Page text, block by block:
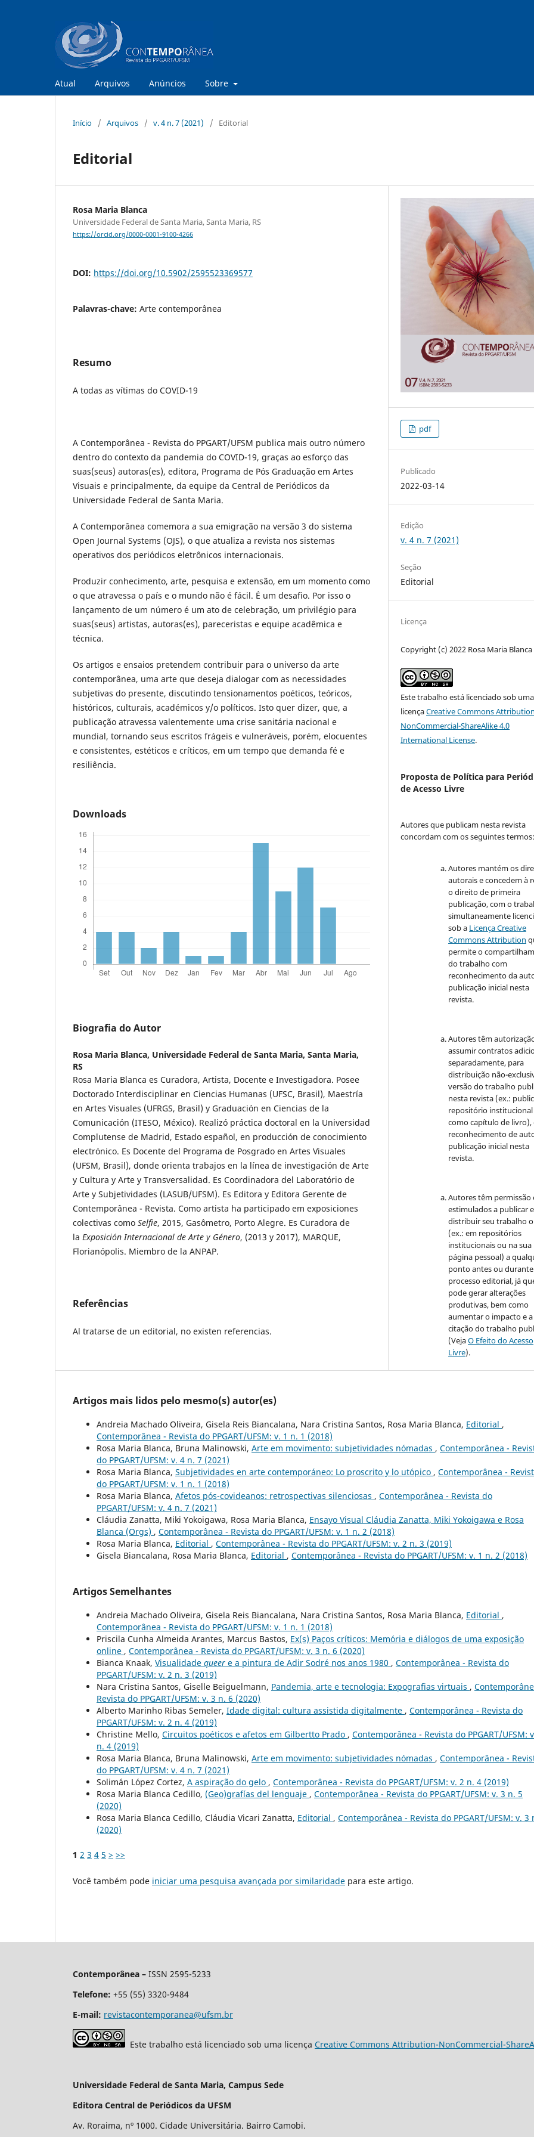
Atual Arquivos Anúncios Sobre
Início / Arquivos / v. 4 n. 7 (2021) / Editorial
Editorial
Rosa Maria Blanca
Universidade Federal de Santa Maria, Santa Maria, RS
https://orcid.org/0000-0001-9100-4266
DOI: https://doi.org/10.5902/2595523369577
Palavras-chave: Arte contemporânea
Resumo
A todas as vítimas do COVID-19
A Contemporânea - Revista do PPGART/UFSM publica mais outro número
dentro do contexto da pandemia do COVID-19, graças ao esforço das
suas(seus) autoras(es), editora, Programa de Pós Graduação em Artes
Visuais e principalmente, da equipe da Central de Periódicos da
Universidade Federal de Santa Maria.
A Contemporânea comemora a sua emigração na versão 3 do sistema
Open Journal Systems (OJS), o que atualiza a revista nos sistemas
operativos dos periódicos eletrônicos internacionais.
Produzir conhecimento, arte, pesquisa e extensão, em um momento como
o que atravessa o país e o mundo não é fácil. É um desafio. Por isso o
lançamento de um número é um ato de celebração, um privilégio para
suas(seus) artistas, autoras(es), pareceristas e equipe acadêmica e
técnica.
Os artigos e ensaios pretendem contribuir para o universo da arte
contemporânea, uma arte que deseja dialogar com as necessidades
subjetivas do presente, discutindo tensionamentos poéticos, teóricos,
históricos, culturais, académicos y/o políticos. Isto quer dizer, que, a
publicação atravessa valentemente uma crise sanitária nacional e
mundial, tornando seus escritos frágeis e vulneráveis, porém, elocuentes
e consistentes, estéticos e críticos, em um tempo que demanda fé e
resiliência.
Downloads
Biografia do Autor
Rosa Maria Blanca, Universidade Federal de Santa Maria, Santa Maria,
RS
Rosa Maria Blanca es Curadora, Artista, Docente e Investigadora. Posee
Doctorado Interdisciplinar en Ciencias Humanas (UFSC, Brasil), Maestría
en Artes Visuales (UFRGS, Brasil) y Graduación en Ciencias de la
Comunicación (ITESO, México). Realizó práctica doctoral en la Universidad
Complutense de Madrid, Estado español, en producción de conocimiento
electrónico. Es Docente del Programa de Posgrado en Artes Visuales
(UFSM, Brasil), donde orienta trabajos en la línea de investigación de Arte
y Cultura y Arte y Transversalidad. Es Coordinadora del Laboratório de
Arte y Subjetividades (LASUB/UFSM). Es Editora y Editora Gerente de
Contemporânea - Revista. Como artista ha participado em exposiciones
colectivas como Selfie, 2015, Gasômetro, Porto Alegre. Es Curadora de
la Exposición Internacional de Arte y Género, (2013 y 2017), MARQUE,
Florianópolis. Miembro de la ANPAP.
Referências
Al tratarse de un editorial, no existen referencias.
pdf
Publicado
2022-03-14
Edição
v. 4 n. 7 (2021)
Seção
Editorial
Licença
Copyright (c) 2022 Rosa Maria Blanca
Este trabalho está licenciado sob uma
licençaCreative Commons
NonCommercial-ShareAlike 4.0
International License.
Proposta de Política para
de Acesso Livre
Autores que publicam nesta revista
concordam com os seguintes termos:
Autores mantém os
autorais e concedem à
o direito de primeira
publicação, com o
simultaneamente
sob a Licença Creative
Commons Attribution
permite o
do trabalho com
reconhecimento da
publicação inicial nesta
revista.
Autores têm
assumir contratos
separadamente, para
distribuição não-
versão do trabalho
nesta revista (ex.:
repositório institucional
como capítulo de livro),
reconhecimento de
publicação inicial nesta
revista.
Autores têm permissão
estimulados a publicar e
distribuir seu trabalho
(ex.: em repositórios
institucionais ou na sua
página pessoal) a
ponto antes ou
processo editorial, já
pode gerar alterações
produtivas, bem como
aumentar o impacto e a
citação do trabalho
(VejaO Efeito do Acesso
Livre).
Artigos mais lidos pelo mesmo(s) autor(es)
Andreia Machado Oliveira, Gisela Reis Biancalana, Nara Cristina Santos, Rosa Maria Blanca, Editorial ,
Contemporânea - Revista do PPGART/UFSM: v. 1 n. 1 (2018)
Rosa Maria Blanca, Bruna Malinowski, Arte em movimento: subjetividades nómadas , Contemporânea -
do PPGART/UFSM: v. 4 n. 7 (2021)
Rosa Maria Blanca, Subjetividades en arte contemporáneo: Lo proscrito y lo utópico , Contemporânea -
do PPGART/UFSM: v. 1 n. 1 (2018)
Rosa Maria Blanca, Afetos pós-covideanos: retrospectivas silenciosas , Contemporânea - Revista do
PPGART/UFSM: v. 4 n. 7 (2021)
Cláudia Zanatta, Miki Yokoigawa, Rosa Maria Blanca, Ensayo Visual Cláudia Zanatta, Miki Yokoigawa e Rosa
Blanca (Orgs) , Contemporânea - Revista do PPGART/UFSM: v. 1 n. 2 (2018)
Rosa Maria Blanca, Editorial , Contemporânea - Revista do PPGART/UFSM: v. 2 n. 3 (2019)
Gisela Biancalana, Rosa Maria Blanca, Editorial , Contemporânea - Revista do PPGART/UFSM: v. 1 n. 2 (2018)
Artigos Semelhantes
Andreia Machado Oliveira, Gisela Reis Biancalana, Nara Cristina Santos, Rosa Maria Blanca, Editorial ,
Contemporânea - Revista do PPGART/UFSM: v. 1 n. 1 (2018)
Priscila Cunha Almeida Arantes, Marcus Bastos, Ex(s) Paços críticos: Memória e diálogos de uma exposição
online , Contemporânea - Revista do PPGART/UFSM: v. 3 n. 6 (2020)
Bianca Knaak, Visualidade queer e a pintura de Adir Sodré nos anos 1980 , Contemporânea - Revista do
PPGART/UFSM: v. 2 n. 3 (2019)
Nara Cristina Santos, Giselle Beiguelmann, Pandemia, arte e tecnologia: Expografias virtuais ,
Revista do PPGART/UFSM: v. 3 n. 6 (2020)
Alberto Marinho Ribas Semeler, Idade digital: cultura assistida digitalmente , Contemporânea - Revista do
PPGART/UFSM: v. 2 n. 4 (2019)
Christine Mello, Circuitos poéticos e afetos em Gilbertto Prado , Contemporânea - Revista do PPGART/UFSM:
n. 4 (2019)
Rosa Maria Blanca, Bruna Malinowski, Arte em movimento: subjetividades nómadas , Contemporânea -
do PPGART/UFSM: v. 4 n. 7 (2021)
Solimán López Cortez, A aspiração do gelo , Contemporânea - Revista do PPGART/UFSM: v. 2 n. 4 (2019)
Rosa Maria Blanca Cedillo, (Geo)grafías del lenguaje , Contemporânea - Revista do PPGART/UFSM: v. 3 n. 5
(2020)
Rosa Maria Blanca Cedillo, Cláudia Vicari Zanatta, Editorial , Contemporânea - Revista do PPGART/UFSM: v. 3
(2020)
1 2 3 4 5 > >>
Você também pode iniciar uma pesquisa avançada por similaridade para este artigo.
Contemporânea – ISSN 2595-5233
Telefone: +55 (55) 3320-9484
E-mail: revistacontemporanea@ufsm.br
Este trabalho está licenciado sob uma licença Creative Commons Attribution-NonCommercial-
Universidade Federal de Santa Maria, Campus Sede
Editora Central de Periódicos da UFSM
Av. Roraima, nº 1000. Cidade Universitária. Bairro Camobi.